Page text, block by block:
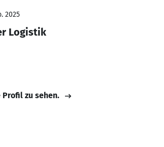
2025
Logistik
Profil zu sehen.